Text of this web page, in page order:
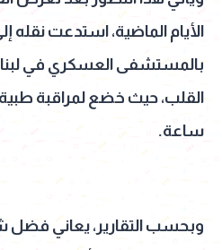
الأيام الماضية، استدعت نقله
بالمستشفى العسكري في
ساعة.
وبحسب التقارير، يعاني فضل